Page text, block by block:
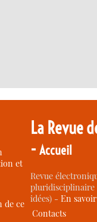
et
de ce
La Revue
-Accueil
Revue
idées) -En
Contacts